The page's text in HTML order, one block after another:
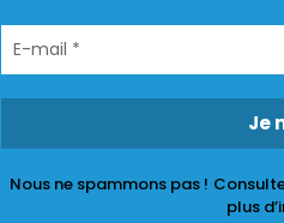
Nous ne spammons pas !
plus